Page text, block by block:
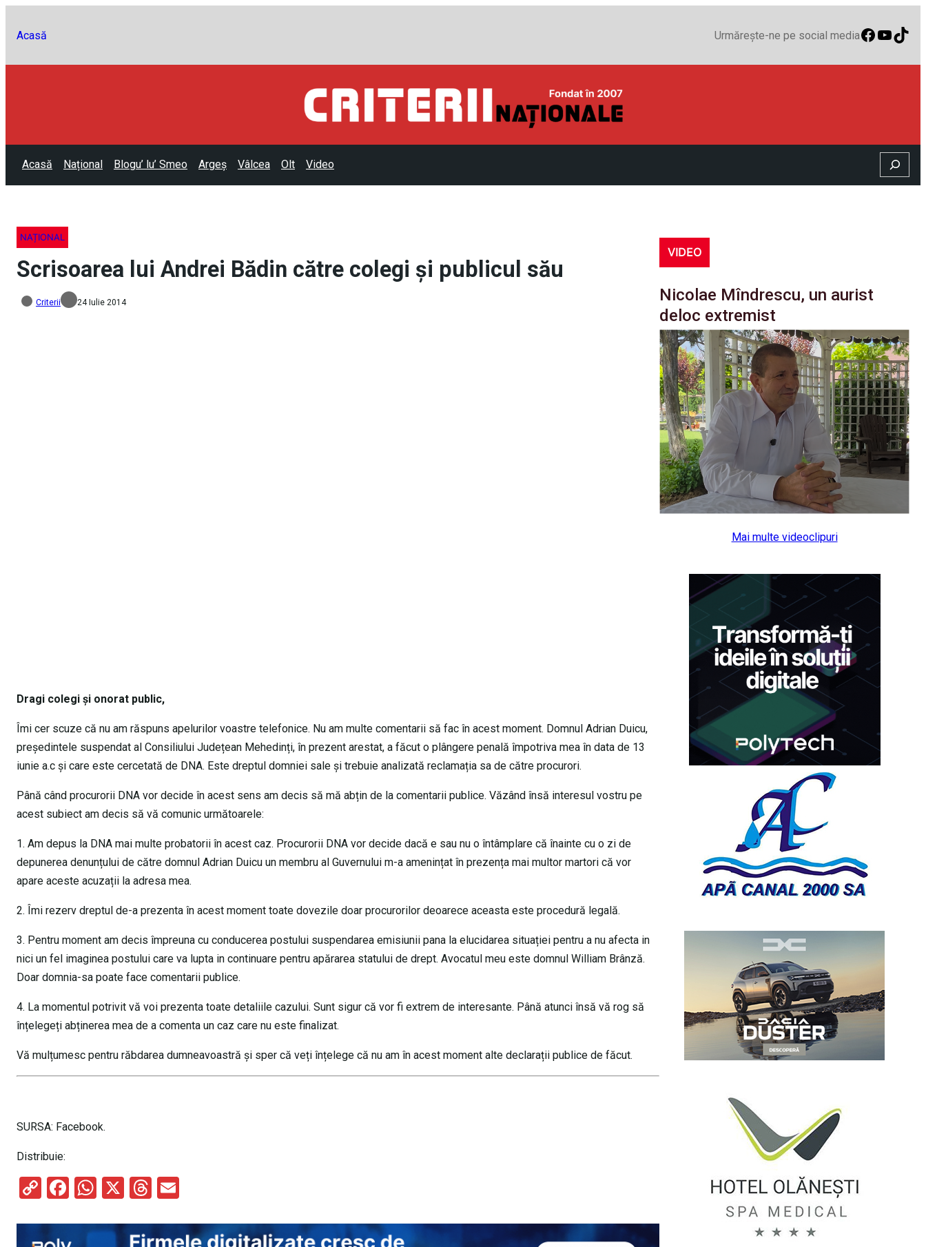
Acasă Urmărește-ne pe social media
Acasă Național Blogu’ lu’ Smeo Argeș Vâlcea Olt Video Search
NAȚIONAL
Scrisoarea lui Andrei Bădin către colegi și publicul său
Criterii 24 Iulie 2014
Dragi colegi și onorat public,
Îmi cer scuze că nu am răspuns apelurilor voastre telefonice. Nu am multe comentarii să fac în acest moment. Domnul Adrian Duicu,
președintele suspendat al Consiliului Județean Mehedinți, în prezent arestat, a făcut o plângere penală împotriva mea în data de 13
iunie a.c și care este cercetată de DNA. Este dreptul domniei sale și trebuie analizată reclamația sa de către procurori.
Până când procurorii DNA vor decide în acest sens am decis să mă abțin de la comentarii publice. Văzând însă interesul vostru pe
acest subiect am decis să vă comunic următoarele:
1. Am depus la DNA mai multe probatorii în acest caz. Procurorii DNA vor decide dacă e sau nu o întâmplare că înainte cu o zi de
depunerea denunțului de către domnul Adrian Duicu un membru al Guvernului m-a amenințat în prezența mai multor martori că vor
apare aceste acuzații la adresa mea.
2. Îmi rezerv dreptul de-a prezenta în acest moment toate dovezile doar procurorilor deoarece aceasta este procedură legală.
3. Pentru moment am decis împreuna cu conducerea postului suspendarea emisiunii pana la elucidarea situației pentru a nu afecta in
nici un fel imaginea postului care va lupta in continuare pentru apărarea statului de drept. Avocatul meu este domnul William Brânză.
Doar domnia-sa poate face comentarii publice.
4. La momentul potrivit vă voi prezenta toate detaliile cazului. Sunt sigur că vor fi extrem de interesante. Până atunci însă vă rog să
înțelegeți abținerea mea de a comenta un caz care nu este finalizat.
Vă mulțumesc pentru răbdarea dumneavoastră și sper că veți înțelege că nu am în acest moment alte declarații publice de făcut.
SURSA: Facebook.
Distribuie:
C
py
F
ce
W
at
X
T
e
ail
VIDEO
Nicolae Mîndrescu, un aurist
deloc extremist
Mai multe videoclipuri